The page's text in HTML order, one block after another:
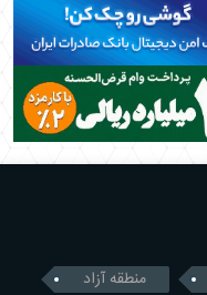
منطقه آزاد